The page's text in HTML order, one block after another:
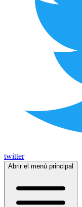
twitter
Abrir el menú principal